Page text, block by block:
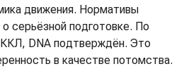
движения. Нормативы
серьёзной подготовке. По
DNA подтверждён. Это
в качестве потомства.